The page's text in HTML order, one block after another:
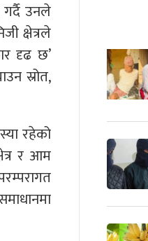
उनले
क्षेत्रले
दृढ छ’
स्रोत,
रहेको
र आम